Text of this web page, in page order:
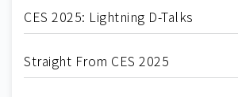
CES 2025: Lightning D-Talks
Straight From CES 2025